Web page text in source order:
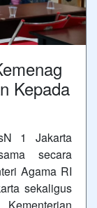
Kepada
1 Jakarta
secara
Agama RI
sekaligus